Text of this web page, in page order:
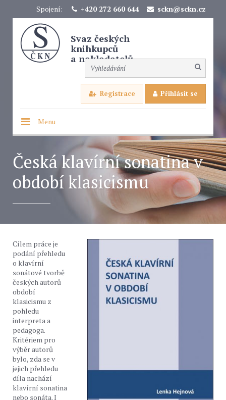
Spojení: +420 272 660 644 sckn@sckn.cz
Svaz českých
knihkupců
a nakladatelů
Registrace Přihlásit se
Menu
Česká klavírní sonatina v
období klasicismu
Cílem práce je
podání přehledu
o klavírní
sonátové tvorbě
českých autorů
období
klasicismu z
pohledu
interpreta a
pedagoga.
Kritériem pro
výběr autorů
bylo, zda se v
jejich přehledu
díla nachází
klavírní sonatina
nebo sonáta. I